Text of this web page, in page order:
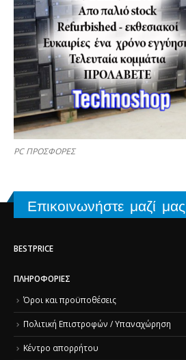
PC ΠΡΟΣΦΟΡΕΣ
Επικοινωνήστε μαζί μας
BESTPRICE
ΠΛΗΡΟΦΟΡΊΕΣ
Όροι και προϋποθέσεις
Πολιτική Επιστροφών / Υπαναχώρηση
Κέντρο απορρήτου